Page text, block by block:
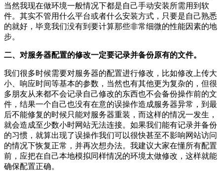
当然我现在做环境一般情况下都是自己手动安装所需用到软
件。其实不管用什么平台或者什么安装方式，只要是自己熟悉
的就好，毕竟我们没有到要计算那些非常细微的性能因素的地
步。
二、对服务器配置的修改一定要记录并备份原有的文件。
我们很多时候需要对服务器的配置进行修改，比如修改上传大
小、响应时间等基本的参数，当然也有其他更为复杂的，但很
多朋友从来都不会记录自己修改的东西也不会备份操作前的文
件，结果一个自己也没有在意的误操作造成服务器异常，到最
后不能修复的时候只能对服务器重装，而这样的情况一发生，
就会造成至少数小时网站无法连接。如果我们能有记录并备份
的习惯，就算出现了误操作我们可以很快甚至不影响网站访问
的情况下恢复正常，并再次想办法。我建议大家在懂所有配置
前，应把在自己本地模拟同样情况的环境太做修改，这样就能
确保配置正确。